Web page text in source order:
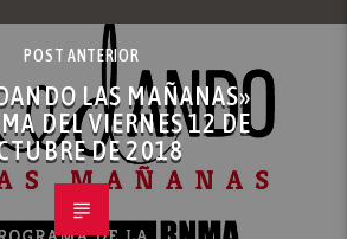
POST ANTERIOR
LAS MAÑANAS»
DEL VIERNES 12 DE
DE 2018